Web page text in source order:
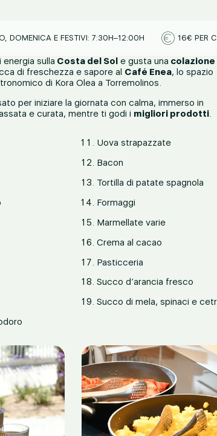
DOMENICA E FESTIVI: 7:30H–12:00H 16€ PER
sulla Costa del Sole gusta una colazione
di freschezza e sapore al Café Enea, lo spazio
di Kora Olea a Torremolinos.
per iniziare la giornata con calma, immerso in
e curata, mentre ti godi i migliori prodotti.
Uova strapazzate
Bacon
Tortilla di patate spagnola
Formaggi
Marmellate varie
Crema al cacao
Pasticceria
Succo d’arancia fresco
Succo di mela, spinaci e